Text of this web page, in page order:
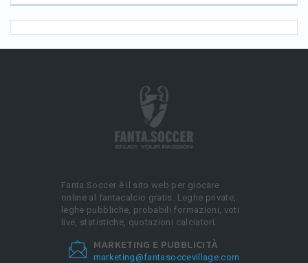
Fanta.Soccer è il sito web per giocare
online al fantacalcio gratis. Leghe private,
leghe pubbliche, probabili formazioni, voti
live, statistiche, quotazioni calciatori.
MARKETING E PUBBLICITÀ
marketing@fantasoccevillage.com